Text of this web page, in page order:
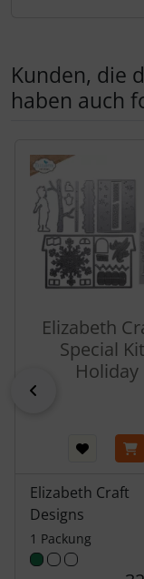
Kunden, die
haben auch
Elizabeth
Special
Holiday
Elizabeth Craft
Designs
1 Packung